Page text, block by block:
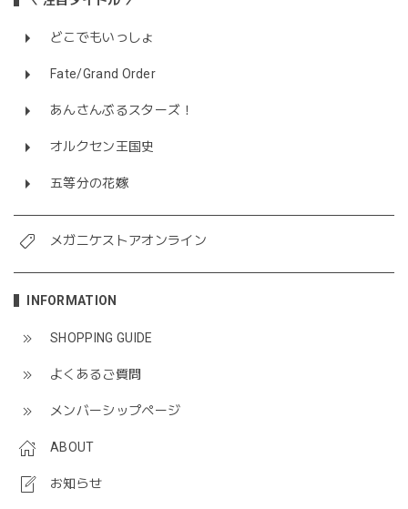
どこでもいっしょ
Fate/Grand Order
あんさんぶるスターズ！
オルクセン王国史
五等分の花嫁
メガニケストアオンライン
INFORMATION
SHOPPING GUIDE
よくあるご質問
メンバーシップページ
ABOUT
お知らせ